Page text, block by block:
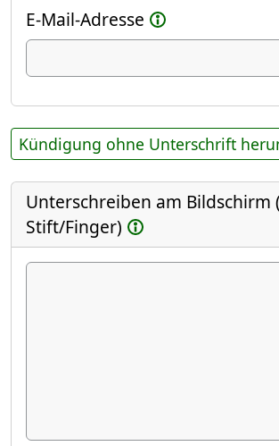
E-Mail-Adresse
Kündigung ohne Unterschrift
Unterschreiben am Bildschirm
Stift/Finger)